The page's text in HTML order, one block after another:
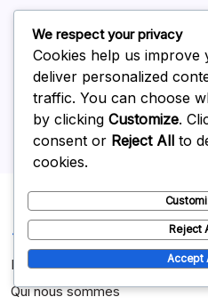
Cesc Fàbregas : Records
réalisations internationales
Archives
March 2026
Mentions légales
Politique de confidentialité
Qui nous sommes
We respect your privacy
Cookies help us improve
deliver personalized
traffic. You can choose
by clicking Customize.
consent or Reject All to
cookies.
Reject
Accept